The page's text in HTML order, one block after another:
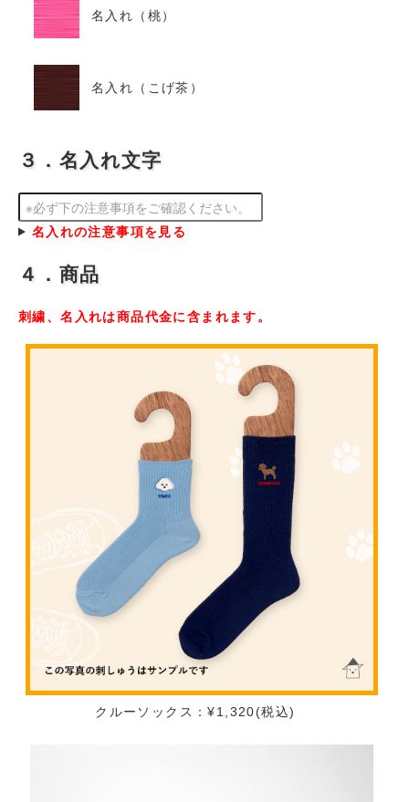
名入れ（桃）
名入れ（こげ茶）
３．名入れ文字
名入れの注意事項を見る
４．商品
刺繍、名入れは商品代金に含まれます。
クルーソックス：¥1,320(税込)